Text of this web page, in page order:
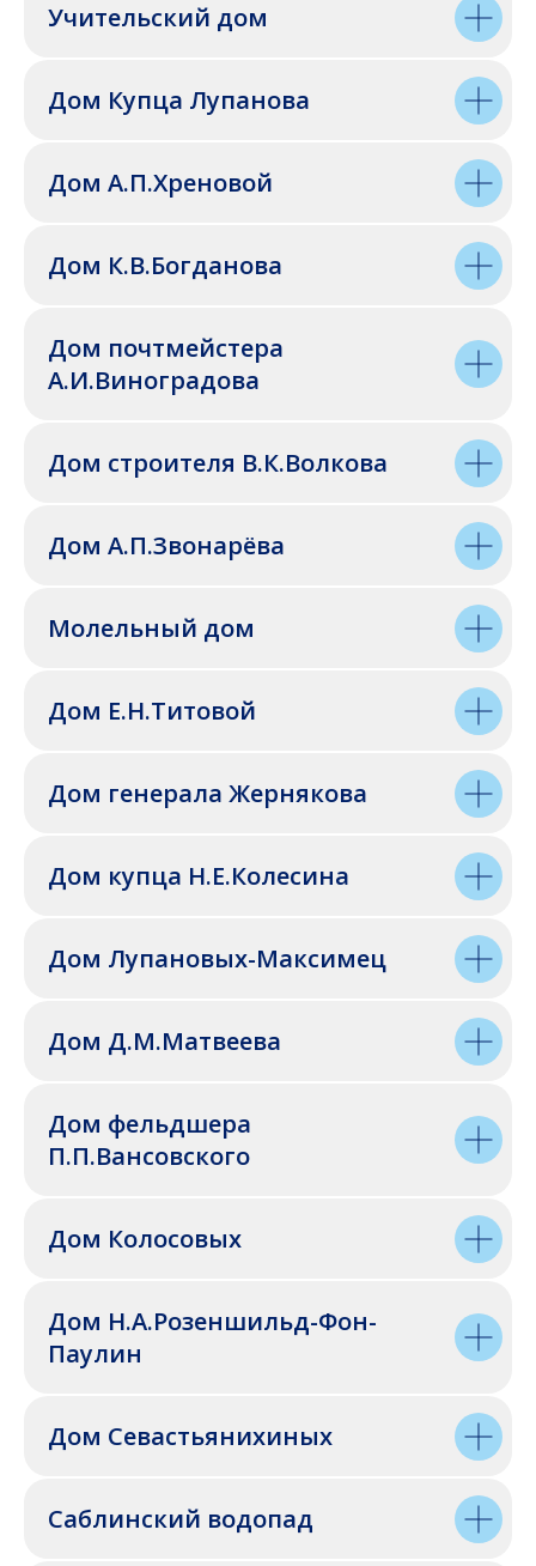
Учительский дом
Дом Купца Лупанова
Дом А.П.Хреновой
Дом К.В.Богданова
Дом почтмейстера
А.И.Виноградова
Дом строителя В.К.Волкова
Дом А.П.Звонарёва
Молельный дом
Дом Е.Н.Титовой
Дом генерала Жернякова
Дом купца Н.Е.Колесина
Дом Лупановых-Максимец
Дом Д.М.Матвеева
Дом фельдшера
П.П.Вансовского
Дом Колосовых
Дом Н.А.Розеншильд-Фон-
Паулин
Дом Севастьянихиных
Саблинский водопад